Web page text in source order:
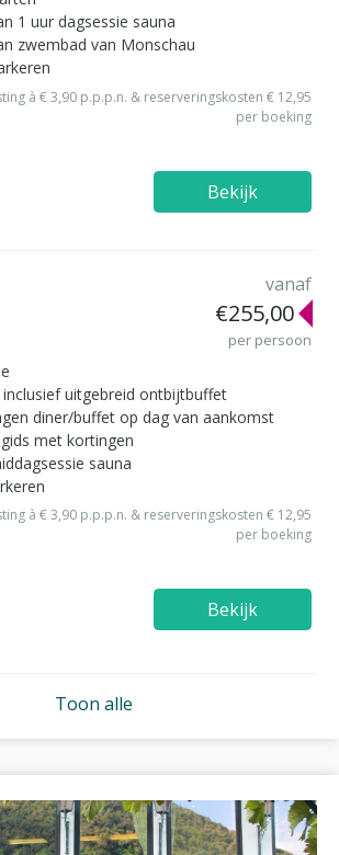
1 uur dagsessie sauna
zwembad van Monschau
à € 3,90 p.p.p.n. & reserveringskosten € 12,95
per boeking
Bekijk
vanaf
€255,00
per persoon
uitgebreid ontbijtbuffet
diner/buffet op dag van aankomst
met kortingen
sauna
à € 3,90 p.p.p.n. & reserveringskosten € 12,95
per boeking
Bekijk
Toon alle